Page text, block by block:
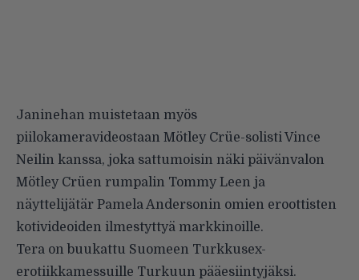
Janinehan muistetaan myös
piilokameravideostaan Mötley Crüe-solisti Vince
Neilin kanssa, joka sattumoisin näki päivänvalon
Mötley Crüen rumpalin Tommy Leen ja
näyttelijätär Pamela Andersonin omien eroottisten
kotivideoiden ilmestyttyä markkinoille.
Tera on buukattu Suomeen Turkkusex-
erotiikkamessuille Turkuun pääesiintyjäksi.